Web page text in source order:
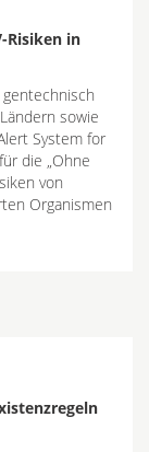
Risiken in
sowie
System for
die „Ohne
von
Organismen